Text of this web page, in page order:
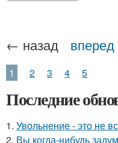
← назад
1 2 3 4 5
Последние
1. Увольнение - это не
2. Вы когда-нибудь